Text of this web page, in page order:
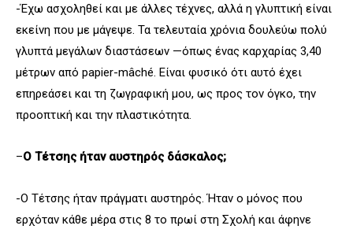
-Έχω ασχοληθεί και με άλλες τέχνες, αλλά η γλυπτική είναι
εκείνη που με μάγεψε. Τα τελευταία χρόνια δουλεύω πολύ
γλυπτά μεγάλων διαστάσεων —όπως ένας καρχαρίας 3,40
μέτρων από papier-mâché. Είναι φυσικό ότι αυτό έχει
επηρεάσει και τη ζωγραφική μου, ως προς τον όγκο, την
προοπτική και την πλαστικότητα.
–Ο Τέτσης ήταν αυστηρός δάσκαλος;
-Ο Τέτσης ήταν πράγματι αυστηρός. Ήταν ο μόνος που
ερχόταν κάθε μέρα στις 8 το πρωί στη Σχολή και άφηνε